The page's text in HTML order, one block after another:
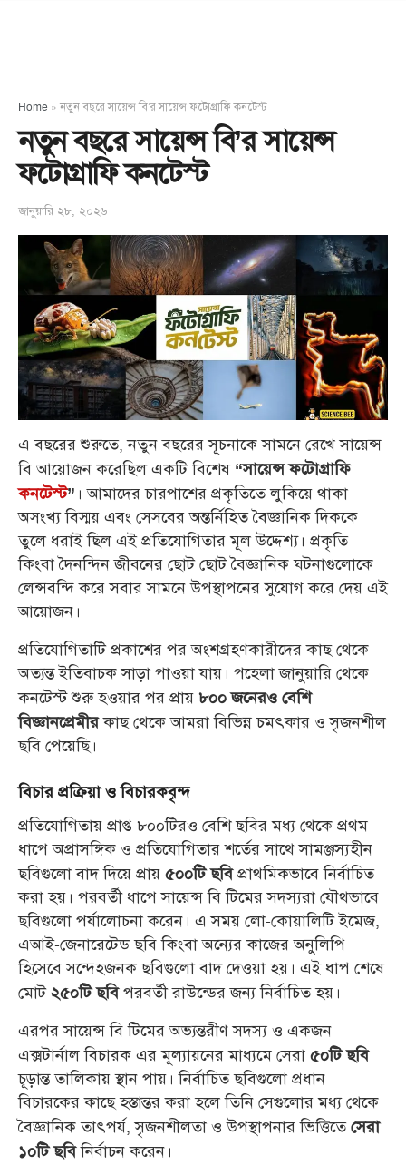
Home » নতুন বছরে সায়েন্স বি’র সায়েন্স ফটোগ্রাফি কনটেস্ট
নতুন বছরে সায়েন্স বি’র সায়েন্স
ফটোগ্রাফি কনটেস্ট
জানুয়ারি ২৮, ২০২৬
এ বছরের শুরুতে, নতুন বছরের সূচনাকে সামনে রেখে সায়েন্স
বি আয়োজন করেছিল একটি বিশেষ “সায়েন্স ফটোগ্রাফি
কনটেস্ট” । আমাদের চারপাশের প্রকৃতিতে লুকিয়ে থাকা
অসংখ্য বিস্ময় এবং সেসবের অন্তর্নিহিত বৈজ্ঞানিক দিককে
তুলে ধরাই ছিল এই প্রতিযোগিতার মূল উদ্দেশ্য। প্রকৃতি
কিংবা দৈনন্দিন জীবনের ছোট ছোট বৈজ্ঞানিক ঘটনাগুলোকে
লেন্সবন্দি করে সবার সামনে উপস্থাপনের সুযোগ করে দেয় এই
আয়োজন।
প্রতিযোগিতাটি প্রকাশের পর অংশগ্রহণকারীদের কাছ থেকে
অত্যন্ত ইতিবাচক সাড়া পাওয়া যায়। পহেলা জানুয়ারি থেকে
কনটেস্ট শুরু হওয়ার পর প্রায় ৮০০ জনেরও বেশি
বিজ্ঞানপ্রেমীরকাছ থেকে আমরা বিভিন্ন চমৎকার ও সৃজনশীল
ছবি পেয়েছি।
বিচার প্রক্রিয়া ও বিচারকবৃন্দ
প্রতিযোগিতায় প্রাপ্ত ৮০০টিরও বেশি ছবির মধ্য থেকে প্রথম
ধাপে অপ্রাসঙ্গিক ও প্রতিযোগিতার শর্তের সাথে সামঞ্জস্যহীন
ছবিগুলো বাদ দিয়ে প্রায় ৫০০টি ছবিপ্রাথমিকভাবে নির্বাচিত
করা হয়। পরবর্তী ধাপে সায়েন্স বি টিমের সদস্যরা যৌথভাবে
ছবিগুলো পর্যালোচনা করেন। এ সময় লো-কোয়ালিটি ইমেজ,
এআই-জেনারেটেড ছবি কিংবা অন্যের কাজের অনুলিপি
হিসেবে সন্দেহজনক ছবিগুলো বাদ দেওয়া হয়। এই ধাপ শেষে
মোট২৫০টি ছবিপরবর্তী রাউন্ডের জন্য নির্বাচিত হয়।
এরপর সায়েন্স বি টিমের অভ্যন্তরীণ সদস্য ও একজন
এক্সটার্নাল বিচারক এর মূল্যায়নের মাধ্যমে সেরা ৫০টি ছবি
চূড়ান্ত তালিকায় স্থান পায়। নির্বাচিত ছবিগুলো প্রধান
বিচারকের কাছে হস্তান্তর করা হলে তিনি সেগুলোর মধ্য থেকে
বৈজ্ঞানিক তাৎপর্য, সৃজনশীলতা ও উপস্থাপনার ভিত্তিতেসেরা
১০টি ছবিনির্বাচন করেন।